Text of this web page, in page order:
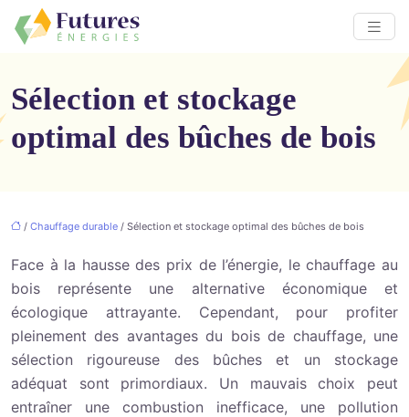
Sélection et stockage
optimal des bûches de bois
/ Chauffage durable / Sélection et stockage optimal des bûches de bois
Face à la hausse des prix de l’énergie, le chauffage au
bois représente une alternative économique et
écologique attrayante. Cependant, pour profiter
pleinement des avantages du bois de chauffage, une
sélection rigoureuse des bûches et un stockage
adéquat sont primordiaux. Un mauvais choix peut
entraîner une combustion inefficace, une pollution